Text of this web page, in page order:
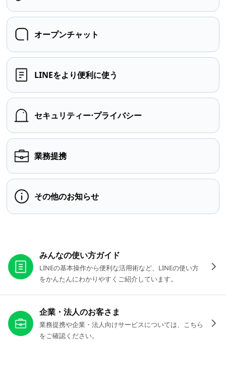
オープンチャット
LINEをより便利に使う
セキュリティー⋅プライバシー
業務提携
その他のお知らせ
みんなの使い方ガイド
LINEの基本操作から便利な活用術など、LINEの使い方
をかんたんにわかりやすくご紹介しています。
企業・法人のお客さま
業務提携や企業・法人向けサービスについては、こちら
をご確認ください。